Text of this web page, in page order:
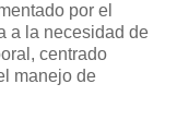
por el
a la necesidad de
centrado
manejo de